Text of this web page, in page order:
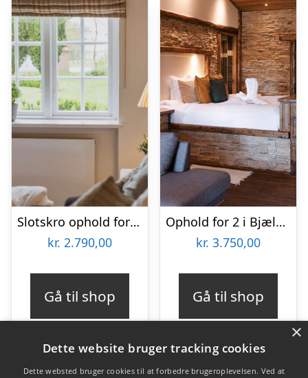
Slotskro ophold for 2 på Schackenborg Slotskro
kr. 2.790,00
Gå til shop
Ophold for 2 i Bjælkesuite hos Ribehøj
kr. 3.750,00
Gå til shop
×
Dette website bruger tracking cookies
Dette websted bruger cookies til at forbedre brugeroplevelsen. Ved at